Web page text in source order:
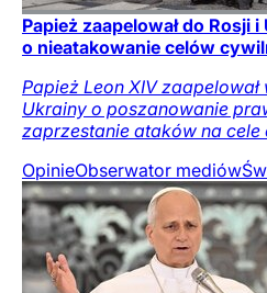
Papież zaapelował do Rosji
o nieatakowanie celów
Papież Leon XIV
Ukrainy o poszanowanie
zaprzestanie ataków na cele
OpinieObserwator mediów